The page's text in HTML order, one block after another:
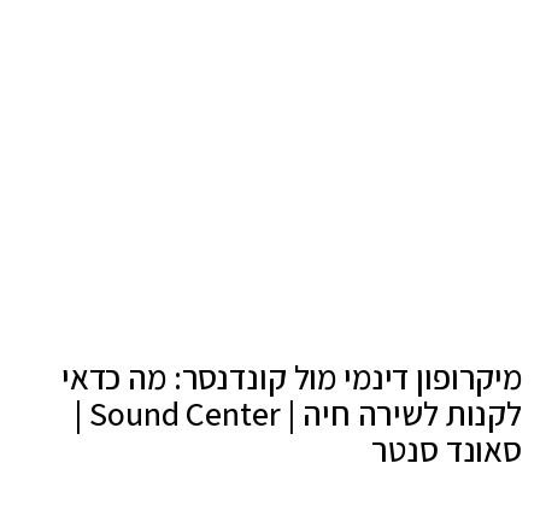
מיקרופון דינמי מול קונדנסר: מה כדאי
לקנות לשירה חיה | Sound Center |
סאונד סנטר